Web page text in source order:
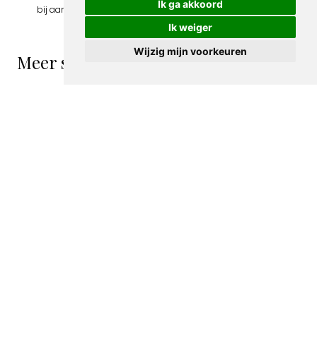
Ik ga akkoord
Ik weiger
Wijzig mijn voorkeuren
bij aan hun welzijn en toekomstplannen!
Meer spotprenten van Albert Hahn Jr